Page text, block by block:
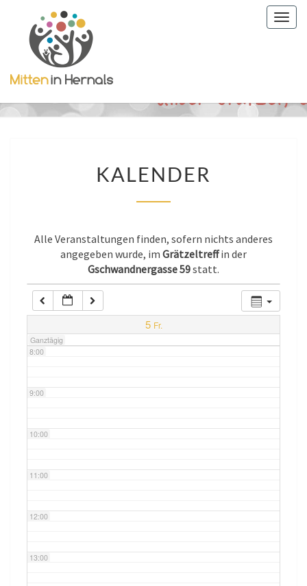
KALENDER
Alle Veranstaltungen finden, sofern nichts anderes
angegeben wurde, im Grätzeltreffin der
Gschwandnergasse 59statt.
5 Fr.
Ganztägig
0:00
1:00
2:00
7:00
8:00
9:00
10:00
11:00
12:00
13:00